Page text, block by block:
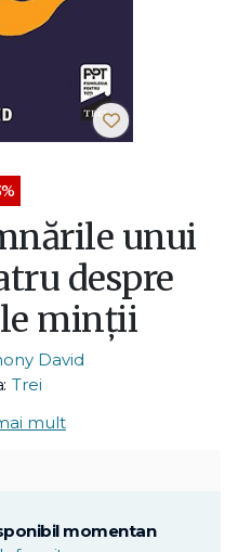
unui
despre
minții
David
Trei
mult
momentan